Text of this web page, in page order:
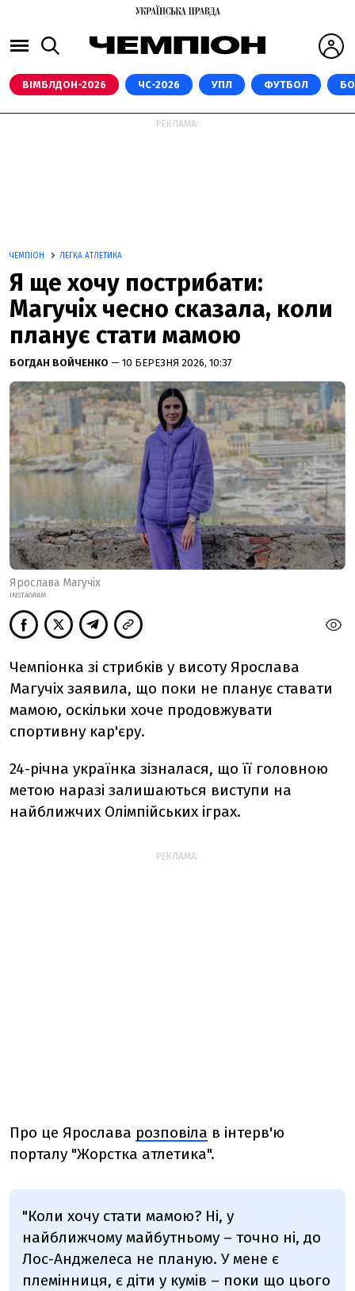
ВІМБЛДОН-2026 ЧС-2026 УПЛ ФУТБОЛ
РЕКЛАМА:
ЧЕМПІОН ЛЕГКА АТЛЕТИКА
Я ще хочу пострибати:
Магучіх чесно сказала, коли
планує стати мамою
БОГДАН ВОЙЧЕНКО — 10 БЕРЕЗНЯ 2026, 10:37
Ярослава Магучіх
INSTAGRAM
Чемпіонка зі стрибків у висоту Ярослава
Магучіх заявила, що поки не планує ставати
мамою, оскільки хоче продовжувати
спортивну кар'єру.
24-річна українка зізналася, що її головною
метою наразі залишаються виступи на
найближчих Олімпійських іграх.
РЕКЛАМА:
Про це Ярослава розповіла в інтерв'ю
порталу "Жорстка атлетика".
"Коли хочу стати мамою? Ні, у
найближчому майбутньому – точно ні, до
Лос-Анджелеса не планую. У мене є
племінниця, є діти у кумів – поки що цього